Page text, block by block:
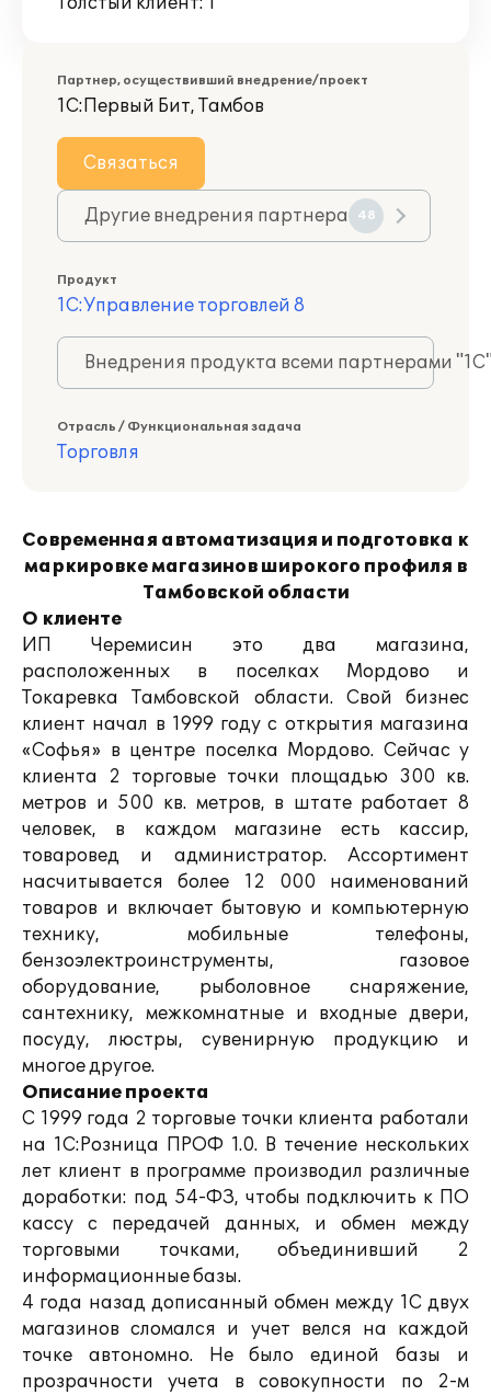
Партнер, осуществивший внедрение/проект
1С:Первый Бит, Тамбов
Связаться
Другие внедрения партнера 48
Продукт
1С:Управление торговлей 8
Внедрения продукта всеми партнерами
Отрасль / Функциональная задача
Торговля
Современная автоматизация и подготовка к
маркировке магазинов широкого профиля в
Тамбовской области
О клиенте
ИП Черемисин это два магазина,
расположенных в поселках Мордово и
Токаревка Тамбовской области. Свой бизнес
клиент начал в 1999 году с открытия магазина
«Софья» в центре поселка Мордово. Сейчас у
клиента 2 торговые точки площадью 300 кв.
метров и 500 кв. метров, в штате работает 8
человек, в каждом магазине есть кассир,
товаровед и администратор. Ассортимент
насчитывается более 12 000 наименований
товаров и включает бытовую и компьютерную
технику, мобильные телефоны,
бензоэлектроинструменты, газовое
оборудование, рыболовное снаряжение,
сантехнику, межкомнатные и входные двери,
посуду, люстры, сувенирную продукцию и
многое другое.
Описание проекта
С 1999 года 2 торговые точки клиента работали
на 1С:Розница ПРОФ 1.0. В течение нескольких
лет клиент в программе производил различные
доработки: под 54-ФЗ, чтобы подключить к ПО
кассу с передачей данных, и обмен между
торговыми точками, объединивший 2
информационные базы.
4 года назад дописанный обмен между 1С двух
магазинов сломался и учет велся на каждой
точке автономно. Не было единой базы и
прозрачности учета в совокупности по 2-м